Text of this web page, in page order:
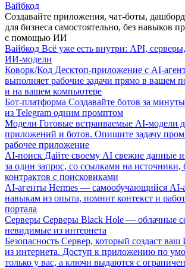
Вайбкод
Создавайте приложения, чат-боты,
для бизнеса самостоятельно, без навыков
с помощью ИИ
Вайбкод Всё уже есть внутри: API,
ИИ-модели
Коворк/Код Десктоп-приложение с AI-
выполняет рабочие задачи прямо в вашем
и на вашем компьютере
Бот-платформа Создавайте ботов за
из Telegram одним промптом
Модели Готовые встраиваемые AI-модели
приложений и ботов. Опишите задачу
рабочее приложение
AI-поиск Дайте своему AI свежие данные
за один запрос, со ссылками на источники,
контрактов с поисковиками
AI-агенты Hermes — самообучающийся AI-
навыкам из опыта, помнит контекст и
портала
Серверы Серверы Black Hole — облачные
невидимые из интернета
Безопасность Сервер, который создаст
из интернета. Доступ к приложению по
только у вас, а ключи выдаются с